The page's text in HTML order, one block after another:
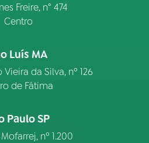
Freire, n° 474
Centro
Luís MA
da Silva, nº 126
de Fátima
Paulo SP
nº 1.200